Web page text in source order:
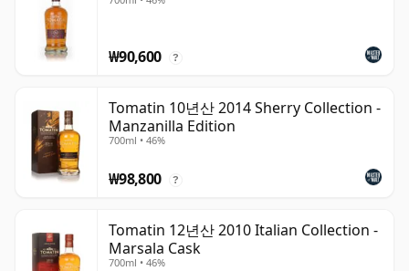
₩90,600 ?
Tomatin 10년산 2014 Sherry Collection -
Manzanilla Edition
700ml • 46%
₩98,800 ?
Tomatin 12년산 2010 Italian Collection -
Marsala Cask
700ml • 46%